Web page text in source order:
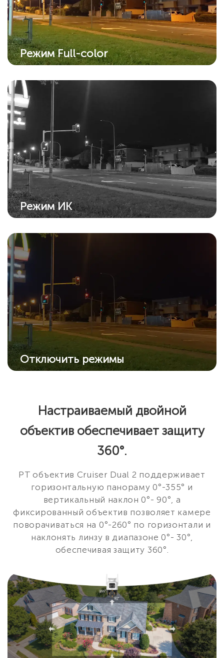
Режим Full-color
Благодаря встроенному прожектору
ночное видение теперь работает в
полноцветном режиме.
Режим ИК
Усовершенствованный ИК-алгоритм
обеспечивает четкие черно-белые снимки
даже в темноте.
Отключить режимы
Отключите все режимы ночного видения,
Настраиваемый двойной
объектив обеспечивает защиту
360°.
PT объектив Cruiser Dual 2 поддерживает
горизонтальную панораму 0°-355° и
вертикальный наклон 0°- 90°, а
фиксированный объектив позволяет камере
поворачиваться на 0°-260° по горизонтали и
наклонять линзу в диапазоне 0°- 30°,
обеспечивая защиту 360°.